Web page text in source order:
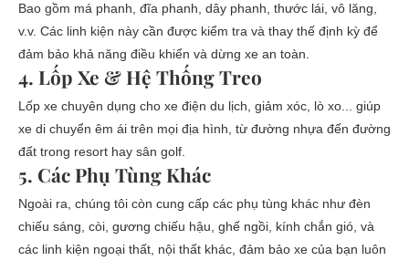
Bao gồm má phanh, đĩa phanh, dây phanh, thước lái, vô lăng,
v.v. Các linh kiện này cần được kiểm tra và thay thế định kỳ để
đảm bảo khả năng điều khiển và dừng xe an toàn.
4. Lốp Xe & Hệ Thống Treo
Lốp xe chuyên dụng cho xe điện du lịch, giảm xóc, lò xo... giúp
xe di chuyển êm ái trên mọi địa hình, từ đường nhựa đến đường
đất trong resort hay sân golf.
5. Các Phụ Tùng Khác
Ngoài ra, chúng tôi còn cung cấp các phụ tùng khác như đèn
chiếu sáng, còi, gương chiếu hậu, ghế ngồi, kính chắn gió, và
các linh kiện ngoại thất, nội thất khác, đảm bảo xe của bạn luôn